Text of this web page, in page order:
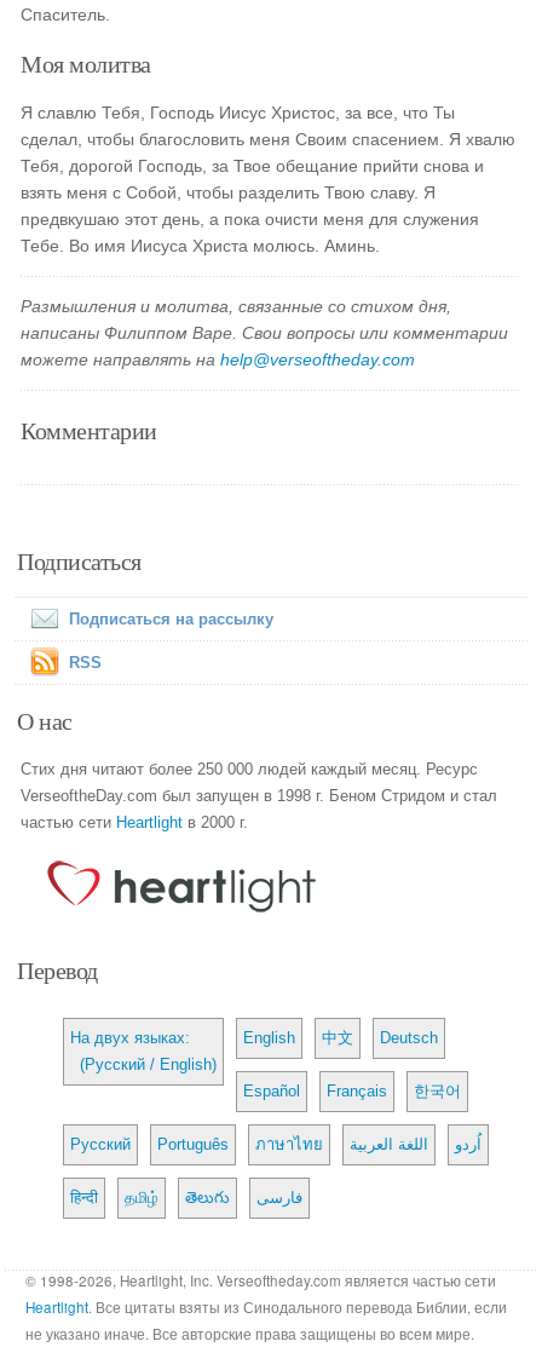
Спаситель.
Моя молитва
Я славлю Тебя, Господь Иисус Христос, за все, что Ты
сделал, чтобы благословить меня Своим спасением. Я хвалю
Тебя, дорогой Господь, за Твое обещание прийти снова и
взять меня с Собой, чтобы разделить Твою славу. Я
предвкушаю этот день, а пока очисти меня для служения
Тебе. Во имя Иисуса Христа молюсь. Аминь.
Размышления и молитва, связанные со стихом дня,
написаны Филиппом Варе. Свои вопросы или комментарии
можете направлять наhelp@verseoftheday.com
Комментарии
Подписаться
Подписаться на рассылку
RSS
О нас
Стих дня читают более 250 000 людей каждый месяц. Ресурс
VerseoftheDay.com был запущен в 1998 г. Беном Стридом и стал
частью сети Heartlight в 2000 г.
Перевод
На двух языках:
(Русский / English)
English 中文 Deutsch
Español Français 한국어
Русский Português ภาษาไทย اللغة العربية اُردو
हिन्दी தமிழ் తెలుగు فارسی
© 1998-2026, Heartlight, Inc. Verseoftheday.com является частью сети
Heartlight. Все цитаты взяты из Синодального перевода Библии, если
не указано иначе. Все авторские права защищены во всем мире.